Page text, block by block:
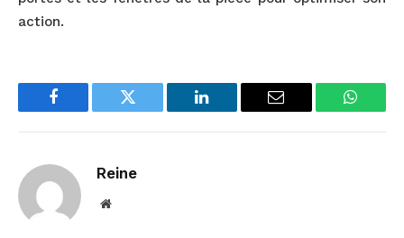
action.
Facebook Twitter LinkedIn Email
Reine
Website